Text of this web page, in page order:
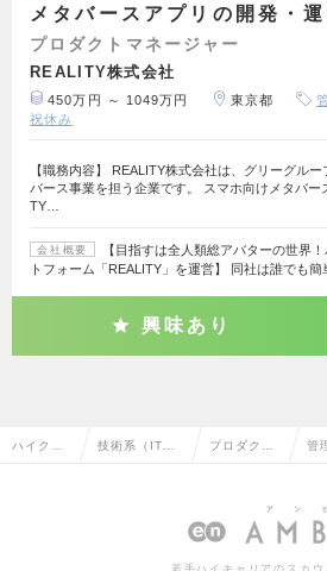
メタバースアプリの開発・運
プロダクトマネージャー
REALITY株式会社
450万円 ～ 1049万円 東京都
祝休み
【職務内容】 REALITY株式会社は、グリーグルー
バース事業を担う企業です。 スマホ向けメタバー
TY…
会社概要
【目指すは全人類総アバターの世界
トフォーム「REALITY」を運営】 同社は誰でも簡
興味あり
ハイクラ 技術系（IT・ プロダクト
ー
管
覧